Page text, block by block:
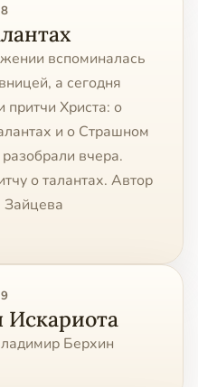
вспоминалась
а сегодня
притчи Христа: о
и о Страшном
вчера.
о талантах. Автор
Зайцева
Берхин